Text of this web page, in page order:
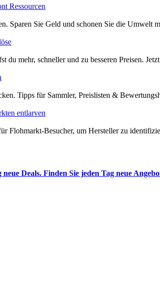
Ressourcen
Sparen Sie Geld und schonen Sie die Umwelt
mehr, schneller und zu besseren Preisen.
Tipps für Sammler, Preislisten &
entlarven
Flohmarkt-Besucher, um Hersteller zu
neue Deals. Finden Sie jeden Tag neue